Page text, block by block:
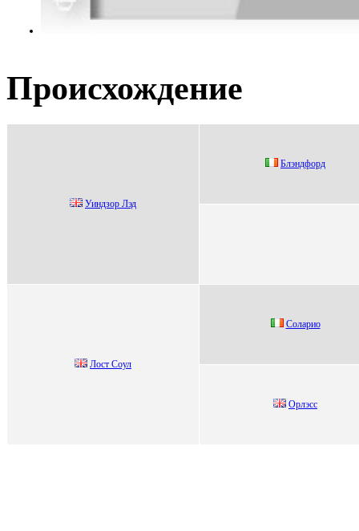
Происхождение
Уиндзоp Лэд
Блэндфopд
Лocт Coул
Солаpио
Орлэcc